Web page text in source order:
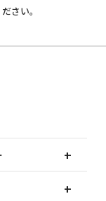
さい。